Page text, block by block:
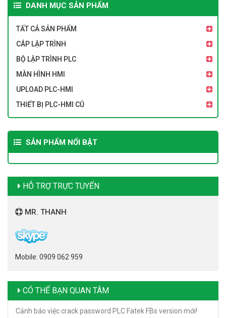
DANH MỤC SẢN PHẨM
TẤT CẢ SẢN PHẨM
CÁP LẬP TRÌNH
BỘ LẬP TRÌNH PLC
MÀN HÌNH HMI
UPLOAD PLC-HMI
THIẾT BỊ PLC-HMI CŨ
SẢN PHẨM NỔI BẬT
HỖ TRỢ TRỰC TUYẾN
MR. THANH
Mobile: 0909 062 959
CÓ THỂ BẠN QUAN TÂM
Cảnh báo việc crack password PLC Fatek FBs version mới!